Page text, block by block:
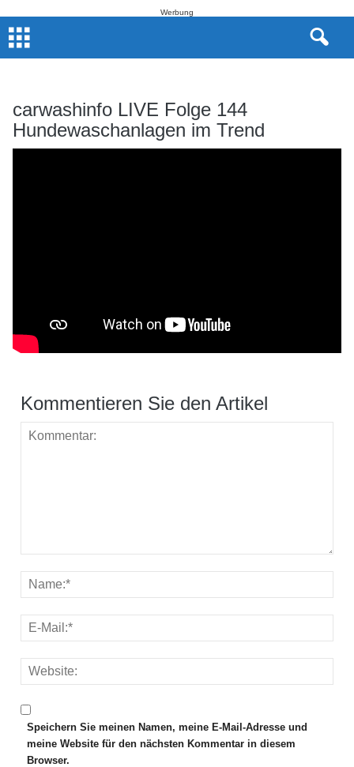
Werbung
carwashinfo LIVE Folge 144
Hundewaschanlagen im Trend
Kommentieren Sie den Artikel
Speichern Sie meinen Namen, meine E-Mail-Adresse und
meine Website für den nächsten Kommentar in diesem
Browser.